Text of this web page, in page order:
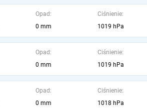
Opad:
0 mm
Ciśnienie:
1019 hPa
Opad:
0 mm
Ciśnienie:
1019 hPa
Opad:
0 mm
Ciśnienie:
1018 hPa